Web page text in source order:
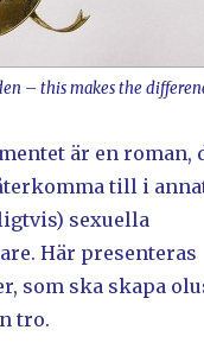
– this makes the
är en roman,
till i
sexuella
Här presenteras
som ska skapa
tro.